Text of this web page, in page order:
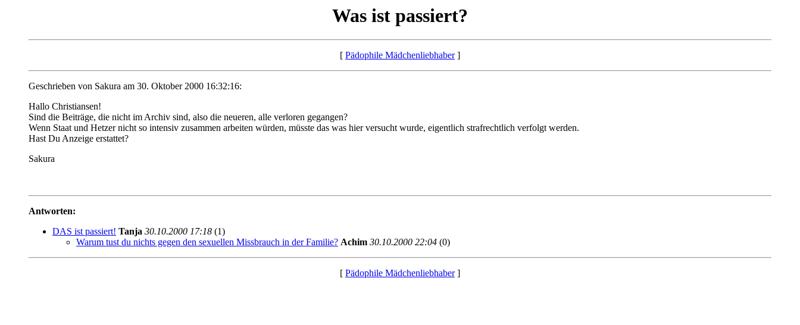
Was ist passiert?
[ Pädophile Mädchenliebhaber]
Geschrieben von Sakura am 30. Oktober 2000 16:32:16:
Hallo Christiansen!
Sind die Beiträge, die nicht im Archiv sind, also die neueren, alle verloren gegangen?
Wenn Staat und Hetzer nicht so intensiv zusammen arbeiten würden, müsste das was hier versucht wurde, eigentlich strafrechtlich verfolgt werden.
Hast Du Anzeige erstattet?
Sakura
Antworten:
DAS ist passiert! Tanja 30.10.2000 17:18 (1)
Warum tust du nichts gegen den sexuellen Missbrauch in der Familie? Achim 30.10.2000 22:04 (0)
[ Pädophile Mädchenliebhaber]